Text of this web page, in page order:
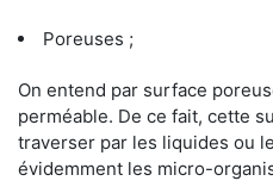
Poreuses ;
On entend par surface
perméable. De ce fait, cette
traverser par les liquides ou
évidemment les micro-